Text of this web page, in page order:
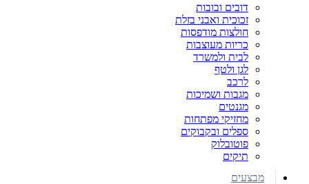
דובים ובובות
זכוכית ואבני בזלת
חולצות מודפסות
כריות מעוצבות
לבית ולמשרד
לגן ולטף
לרכב
מגבות ושמיכות
מגנטים
מחזיקי מפתחות
ספלים ובקבוקים
פוטובלוק
תיקים
מבצעים